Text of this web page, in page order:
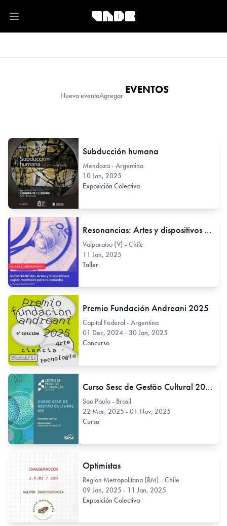
Open main menu
Nuevo eventoAgregar EVENTOS
Subducción humana
Mendoza - Argentina
10 Jan, 2025
Exposición Colectiva
Resonancias: Artes y dispositivos experimentales para la escucha.
Valparaiso (V) - Chile
11 Jan, 2025
Taller
Premio Fundación Andreani 2025
Capital Federal - Argentina
01 Dec, 2024 - 30 Jan, 2025
Concurso
Curso Sesc de Gestão Cultural 2025
Sao Paulo - Brasil
22 Mar, 2025 - 01 Nov, 2025
Curso
Optimistas
Region Metropolitana (RM) - Chile
09 Jan, 2025 - 11 Jan, 2025
Exposición Colectiva